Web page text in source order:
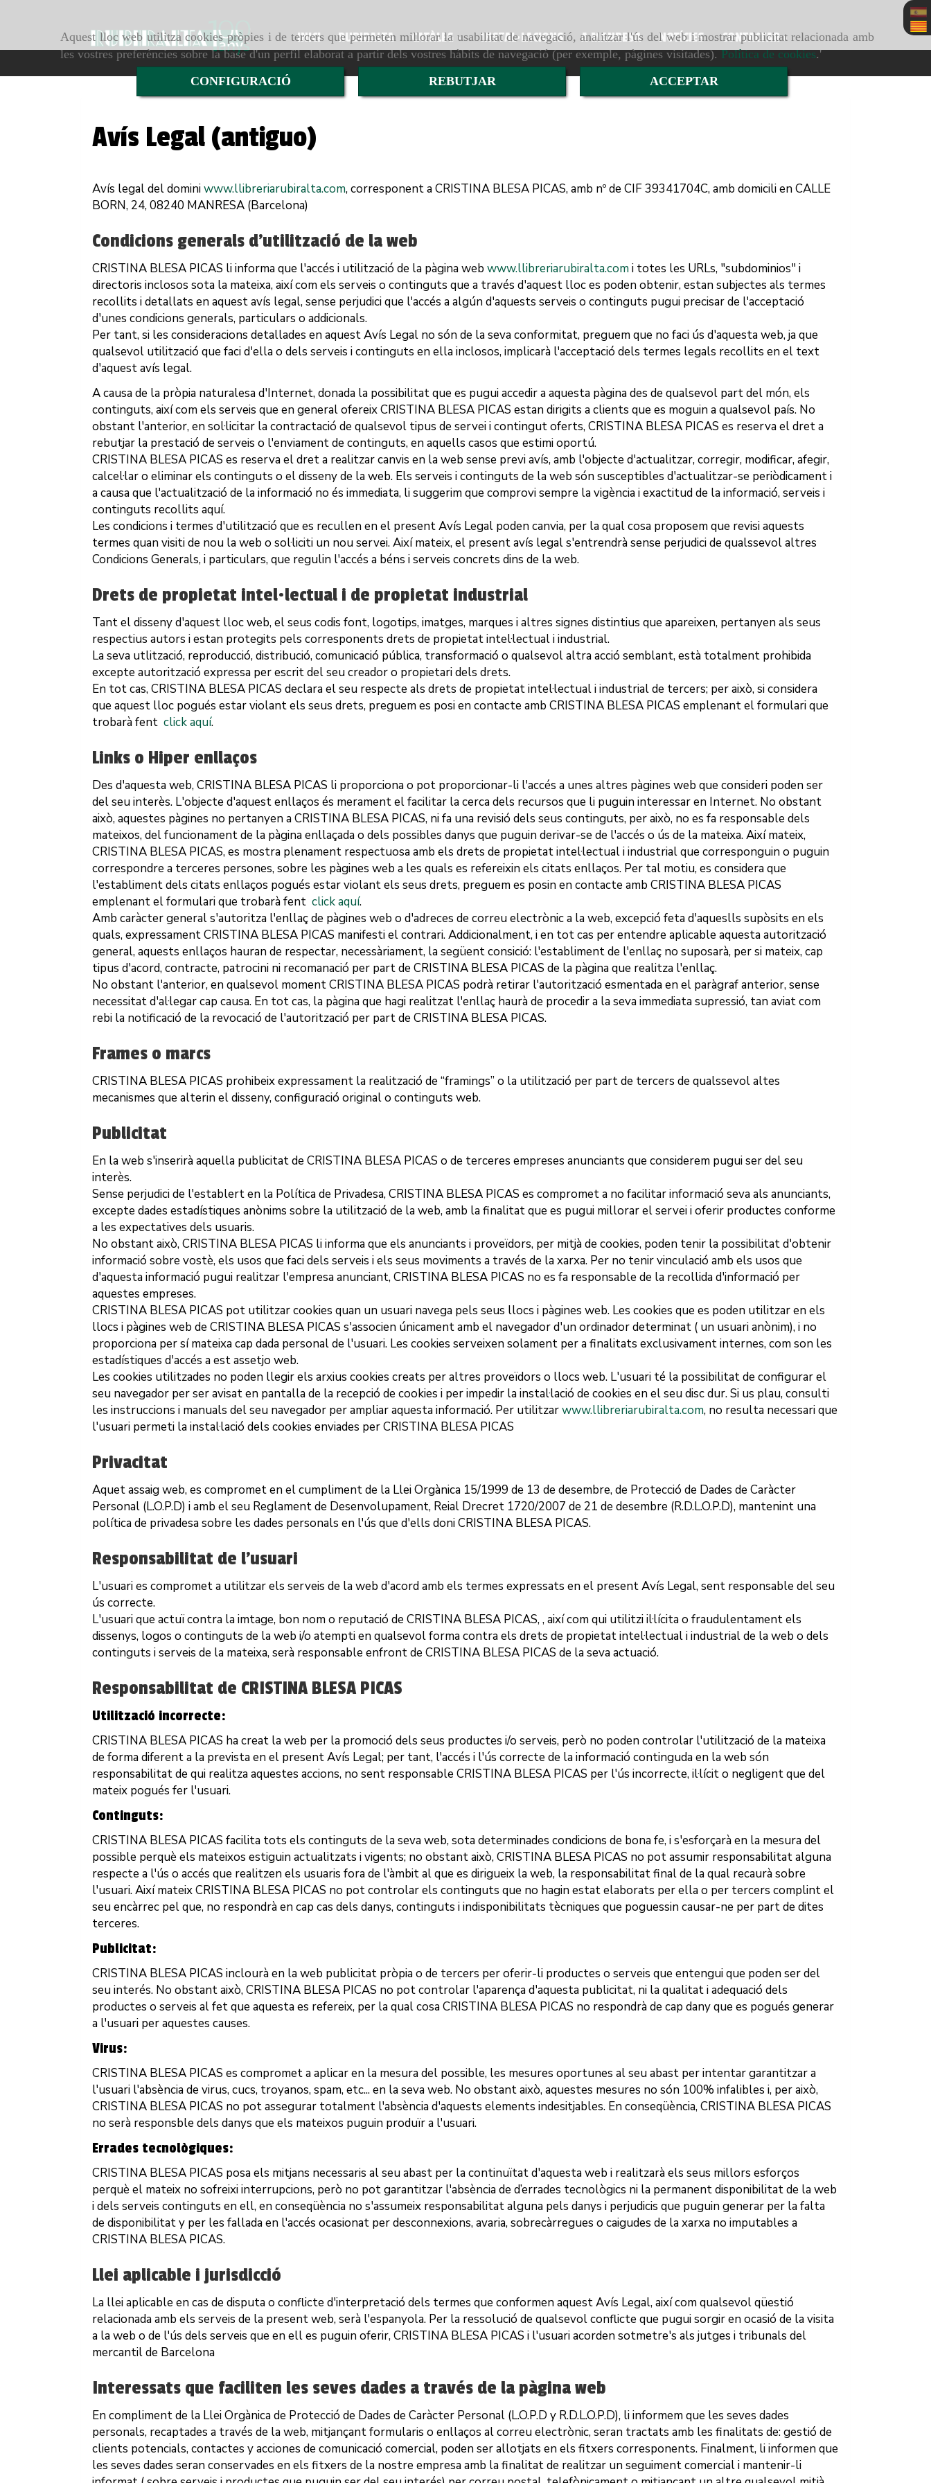
Aquest lloc web utilitza cookies pròpies i de tercers que permeten millorar la usabilitat de navegació, analitzar l'ús del web i mostrar publicitat relacionada amb
les vostres preferències sobre la base d'un perfil elaborat a partir dels vostres hàbits de navegació (per exemple, pàgines visitades).Política de cookies.'
CONFIGURACIÓ
REBUTJAR ACCEPTAR
INICI RUBIRALTA CATÀLEG INSTAL·LACIONS A MANRESA NOTÍCIES CONTACTAR
Avís Legal (antiguo)
Avís legal del dominiwww.llibreriarubiralta.com, corresponent aCRISTINA BLESA PICAS, amb nº de CIF39341704C, amb domicili enCALLE
BORN, 24,08240 MANRESA (Barcelona)
Condicions generals d'utilització de la web
CRISTINA BLESA PICAS li informa que l'accés i utilització de la pàgina web www.llibreriarubiralta.comi totes les URLs, "subdominios" i
directoris inclosos sota la mateixa, així com els serveis o continguts que a través d'aquest lloc es poden obtenir, estan subjectes als termes
recollits i detallats en aquest avís legal, sense perjudici que l'accés a algún d'aquests serveis o continguts pugui precisar de l'acceptació
d'unes condicions generals, particulars o addicionals.
Per tant, si les consideracions detallades en aquest Avís Legal no són de la seva conformitat, preguem que no faci ús d'aquesta web, ja que
qualsevol utilització que faci d'ella o dels serveis i continguts en ella inclosos, implicarà l'acceptació dels termes legals recollits en el text
d'aquest avís legal.
A causa de la pròpia naturalesa d'Internet, donada la possibilitat que es pugui accedir a aquesta pàgina des de qualsevol part del món, els
continguts, així com els serveis que en general ofereixCRISTINA BLESA PICAS estan dirigits a clients que es moguin a qualsevol país. No
obstant l'anterior, en sol·licitar la contractació de qualsevol tipus de servei i contingut oferts,CRISTINA BLESA PICAS es reserva el dret a
rebutjar la prestació de serveis o l'enviament de continguts, en aquells casos que estimi oportú.
CRISTINA BLESA PICAS es reserva el dret a realitzar canvis en la web sense previ avís, amb l'objecte d'actualitzar, corregir, modificar, afegir,
calcel·lar o eliminar els continguts o el disseny de la web. Els serveis i continguts de la web són susceptibles d'actualitzar-se periòdicament i
a causa que l'actualització de la informació no és immediata, li suggerim que comprovi sempre la vigència i exactitud de la informació, serveis i
continguts recollits aquí.
Les condicions i termes d'utilització que es recullen en el present Avís Legal poden canvia, per la qual cosa proposem que revisi aquests
termes quan visiti de nou la web o sol·liciti un nou servei. Així mateix, el present avís legal s'entrendrà sense perjudici de qualssevol altres
Condicions Generals, i particulars, que regulin l'accés a béns i serveis concrets dins de la web.
Drets de propietat intel·lectual i de propietat industrial
Tant el disseny d'aquest lloc web, el seus codis font, logotips, imatges, marques i altres signes distintius que apareixen, pertanyen als seus
respectius autors i estan protegits pels corresponents drets de propietat intel·lectual i industrial.
La seva utlització, reproducció, distribució, comunicació pública, transformació o qualsevol altra acció semblant, està totalment prohibida
excepte autorització expressa per escrit del seu creador o propietari dels drets.
En tot cas,CRISTINA BLESA PICAS declara el seu respecte als drets de propietat intel·lectual i industrial de tercers; per això, si considera
que aquest lloc pogués estar violant els seus drets, preguem es posi en contacte amb CRISTINA BLESA PICAS emplenant el formulari que
trobarà fent click aquí.
Links o Hiper enllaços
Des d'aquesta web,CRISTINA BLESA PICAS li proporciona o pot proporcionar-li l'accés a unes altres pàgines web que consideri poden ser
del seu interès. L'objecte d'aquest enllaços és merament el facilitar la cerca dels recursos que li puguin interessar en Internet. No obstant
això, aquestes pàgines no pertanyen aCRISTINA BLESA PICAS, ni fa una revisió dels seus continguts, per això, no es fa responsable dels
mateixos, del funcionament de la pàgina enllaçada o dels possibles danys que puguin derivar-se de l'accés o ús de la mateixa. Així mateix,
CRISTINA BLESA PICAS, es mostra plenament respectuosa amb els drets de propietat intel·lectual i industrial que corresponguin o puguin
correspondre a terceres persones, sobre les pàgines web a les quals es refereixin els citats enllaços. Per tal motiu, es considera que
l'establiment dels citats enllaços pogués estar violant els seus drets, preguem es posin en contacte amb CRISTINA BLESA PICAS
emplenant el formulari que trobarà fent click aquí.
Amb caràcter general s'autoritza l'enllaç de pàgines web o d'adreces de correu electrònic a la web, excepció feta d'aqueslls supòsits en els
quals, expressamentCRISTINA BLESA PICAS manifesti el contrari. Addicionalment, i en tot cas per entendre aplicable aquesta autorització
general, aquests enllaços hauran de respectar, necessàriament, la següent consició: l'establiment de l'enllaç no suposarà, per si mateix, cap
tipus d'acord, contracte, patrocini ni recomanació per part de CRISTINA BLESA PICAS de la pàgina que realitza l'enllaç.
No obstant l'anterior, en qualsevol momentCRISTINA BLESA PICAS podrà retirar l'autorització esmentada en el paràgraf anterior, sense
necessitat d'al·legar cap causa. En tot cas, la pàgina que hagi realitzat l'enllaç haurà de procedir a la seva immediata supressió, tan aviat com
rebi la notificació de la revocació de l'autorització per part de CRISTINA BLESA PICAS.
Frames o marcs
CRISTINA BLESA PICAS prohibeix expressament la realització de “framings” o la utilització per part de tercers de qualssevol altes
mecanismes que alterin el disseny, configuració original o continguts web.
Publicitat
En la web s'inserirà aquella publicitat de CRISTINA BLESA PICAS o de terceres empreses anunciants que considerem pugui ser del seu
interès.
Sense perjudici de l'establert en la Política de Privadesa,CRISTINA BLESA PICAS es compromet a no facilitar informació seva als anunciants,
excepte dades estadístiques anònims sobre la utilització de la web, amb la finalitat que es pugui millorar el servei i oferir productes conforme
a les expectatives dels usuaris.
No obstant això,CRISTINA BLESA PICAS li informa que els anunciants i proveïdors, per mitjà de cookies, poden tenir la possibilitat d'obtenir
informació sobre vostè, els usos que faci dels serveis i els seus moviments a través de la xarxa. Per no tenir vinculació amb els usos que
d'aquesta informació pugui realitzar l'empresa anunciant,CRISTINA BLESA PICAS no es fa responsable de la recollida d'informació per
aquestes empreses.
CRISTINA BLESA PICAS pot utilitzar cookies quan un usuari navega pels seus llocs i pàgines web. Les cookies que es poden utilitzar en els
llocs i pàgines web de CRISTINA BLESA PICAS s'associen únicament amb el navegador d'un ordinador determinat ( un usuari anònim), i no
proporciona per sí mateixa cap dada personal de l'usuari. Les cookies serveixen solament per a finalitats exclusivament internes, com son les
estadístiques d'accés a est assetjo web.
Les cookies utilitzades no poden llegir els arxius cookies creats per altres proveïdors o llocs web. L'usuari té la possibilitat de configurar el
seu navegador per ser avisat en pantalla de la recepció de cookies i per impedir la instal·lació de cookies en el seu disc dur. Si us plau, consulti
les instruccions i manuals del seu navegador per ampliar aquesta informació. Per utilitzarwww.llibreriarubiralta.com, no resulta necessari que
l'usuari permeti la instal·lació dels cookies enviades perCRISTINA BLESA PICAS
Privacitat
Aquet assaig web, es compromet en el cumpliment de la Llei Orgànica 15/1999 de 13 de desembre, de Protecció de Dades de Caràcter
Personal (L.O.P.D) i amb el seu Reglament de Desenvolupament, Reial Drecret 1720/2007 de 21 de desembre (R.D.L.O.P.D), mantenint una
política de privadesa sobre les dades personals en l'ús que d'ells doniCRISTINA BLESA PICAS.
Responsabilitat de l'usuari
L'usuari es compromet a utilitzar els serveis de la web d'acord amb els termes expressats en el present Avís Legal, sent responsable del seu
ús correcte.
L'usuari que actuï contra la imtage, bon nom o reputació de CRISTINA BLESA PICAS, , així com qui utilitzi il·lícita o fraudulentament els
dissenys, logos o continguts de la web i/o atempti en qualsevol forma contra els drets de propietat intel·lectual i industrial de la web o dels
continguts i serveis de la mateixa, serà responsable enfront de CRISTINA BLESA PICAS de la seva actuació.
Responsabilitat de CRISTINA BLESA PICAS
Utilització incorrecte:
CRISTINA BLESA PICAS ha creat la web per la promoció dels seus productes i/o serveis, però no poden controlar l'utilització de la mateixa
de forma diferent a la prevista en el present Avís Legal; per tant, l'accés i l'ús correcte de la informació continguda en la web són
responsabilitat de qui realitza aquestes accions, no sent responsable CRISTINA BLESA PICAS per l'ús incorrecte, il·lícit o negligent que del
mateix pogués fer l'usuari.
Continguts:
CRISTINA BLESA PICAS facilita tots els continguts de la seva web, sota determinades condicions de bona fe, i s'esforçarà en la mesura del
possible perquè els mateixos estiguin actualitzats i vigents; no obstant això,CRISTINA BLESA PICAS no pot assumir responsabilitat alguna
respecte a l'ús o accés que realitzen els usuaris fora de l'àmbit al que es dirigueix la web, la responsabilitat final de la qual recaurà sobre
l'usuari. Així mateixCRISTINA BLESA PICAS no pot controlar els continguts que no hagin estat elaborats per ella o per tercers complint el
seu encàrrec pel que, no respondrà en cap cas dels danys, continguts i indisponibilitats tècniques que poguessin causar-ne per part de dites
terceres.
Publicitat:
CRISTINA BLESA PICAS inclourà en la web publicitat pròpia o de tercers per oferir-li productes o serveis que entengui que poden ser del
seu interés. No obstant això,CRISTINA BLESA PICAS no pot controlar l'aparença d'aquesta publicitat, ni la qualitat i adequació dels
productes o serveis al fet que aquesta es refereix, per la qual cosaCRISTINA BLESA PICAS no respondrà de cap dany que es pogués generar
a l'usuari per aquestes causes.
Virus:
CRISTINA BLESA PICAS es compromet a aplicar en la mesura del possible, les mesures oportunes al seu abast per intentar garantitzar a
l'usuari l'absència de virus, cucs, troyanos, spam, etc... en la seva web. No obstant això, aquestes mesures no són 100% infalibles i, per això,
CRISTINA BLESA PICAS no pot assegurar totalment l'absència d'aquests elements indesitjables. En conseqüència,CRISTINA BLESA PICAS
no serà responsble dels danys que els mateixos puguin produïr a l'usuari.
Errades tecnològiques:
CRISTINA BLESA PICAS posa els mitjans necessaris al seu abast per la continuïtat d'aquesta web i realitzarà els seus millors esforços
perquè el mateix no sofreixi interrupcions, però no pot garantitzar l'absència de d’errades tecnològics ni la permanent disponibilitat de la web
i dels serveis continguts en ell, en conseqüència no s'assumeix responsabilitat alguna pels danys i perjudicis que puguin generar per la falta
de disponibilitat y per les fallada en l'accés ocasionat per desconnexions, avaria, sobrecàrregues o caigudes de la xarxa no imputables a
CRISTINA BLESA PICAS.
Llei aplicable i jurisdicció
La llei aplicable en cas de disputa o conflicte d'interpretació dels termes que conformen aquest Avís Legal, així com qualsevol qüestió
relacionada amb els serveis de la present web, serà l'espanyola. Per la ressolució de qualsevol conflicte que pugui sorgir en ocasió de la visita
a la web o de l'ús dels serveis que en ell es puguin oferir,CRISTINA BLESA PICAS i l'usuari acorden sotmetre's als jutges i tribunals del
mercantil de Barcelona
Interessats que faciliten les seves dades a través de la pàgina web
En compliment de la Llei Orgànica de Protecció de Dades de Caràcter Personal (L.O.P.D y R.D.L.O.P.D), li informem que les seves dades
personals, recaptades a través de la web, mitjançant formularis o enllaços al correu electrònic, seran tractats amb les finalitats de: gestió de
clients potencials, contactes y acciones de comunicació comercial, poden ser allotjats en els fitxers corresponents. Finalment, li informen que
les seves dades seran conservades en els fitxers de la nostre empresa amb la finalitat de realitzar un seguiment comercial i mantenir-li